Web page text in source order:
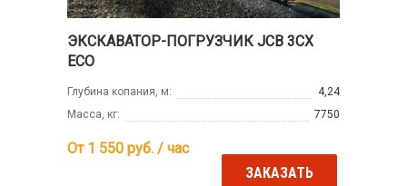
ЭКСКАВАТОР-ПОГРУЗЧИК JCB 3CX
ECO
Глубина копания, м:
4,24
Масса, кг:
7750
От 1 550 руб. / час
ЗАКАЗАТЬ